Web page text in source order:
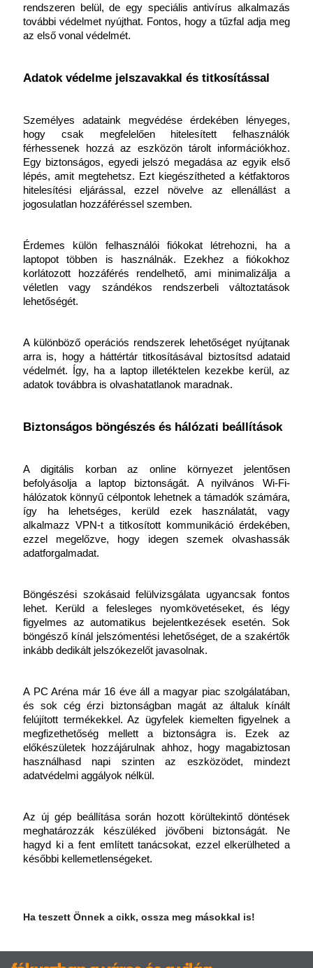
rendszeren belül, de egy speciális antivírus alkalmazás
további védelmet nyújthat. Fontos, hogy a tűzfal adja meg
az első vonal védelmét.
Adatok védelme jelszavakkal és titkosítással
Személyes adataink megvédése érdekében lényeges,
hogy csak megfelelően hitelesített felhasználók
férhessenek hozzá az eszközön tárolt információkhoz.
Egy biztonságos, egyedi jelszó megadása az egyik első
lépés, amit megtehetsz. Ezt kiegészítheted a kétfaktoros
hitelesítési eljárással, ezzel növelve az ellenállást a
jogosulatlan hozzáféréssel szemben.
Érdemes külön felhasználói fiókokat létrehozni, ha a
laptopot többen is használnák. Ezekhez a fiókokhoz
korlátozott hozzáférés rendelhető, ami minimalizálja a
véletlen vagy szándékos rendszerbeli változtatások
lehetőségét.
A különböző operációs rendszerek lehetőséget nyújtanak
arra is, hogy a háttértár titkosításával biztosítsd adataid
védelmét. Így, ha a laptop illetéktelen kezekbe kerül, az
adatok továbbra is olvashatatlanok maradnak.
Biztonságos böngészés és hálózati beállítások
A digitális korban az online környezet jelentősen
befolyásolja a laptop biztonságát. A nyilvános Wi-Fi-
hálózatok könnyű célpontok lehetnek a támadók számára,
így ha lehetséges, kerüld ezek használatát, vagy
alkalmazz VPN-t a titkosított kommunikáció érdekében,
ezzel megelőzve, hogy idegen szemek olvashassák
adatforgalmadat.
Böngészési szokásaid felülvizsgálata ugyancsak fontos
lehet. Kerüld a felesleges nyomkövetéseket, és légy
figyelmes az automatikus bejelentkezések esetén. Sok
böngésző kínál jelszómentési lehetőséget, de a szakértők
inkább dedikált jelszókezelőt javasolnak.
A PC Aréna már 16 éve áll a magyar piac szolgálatában,
és sok cég érzi biztonságban magát az általuk kínált
felújított termékekkel. Az ügyfelek kiemelten figyelnek a
megfizethetőség mellett a biztonságra is. Ezek az
előkészületek hozzájárulnak ahhoz, hogy magabiztosan
használhasd napi szinten az eszközödet, mindezt
adatvédelmi aggályok nélkül.
Az új gép beállítása során hozott körültekintő döntések
meghatározzák készüléked jövőbeni biztonságát. Ne
hagyd ki a fent említett tanácsokat, ezzel elkerülheted a
későbbi kellemetlenségeket.
Ha teszett Önnek a cikk, ossza meg másokkal is!